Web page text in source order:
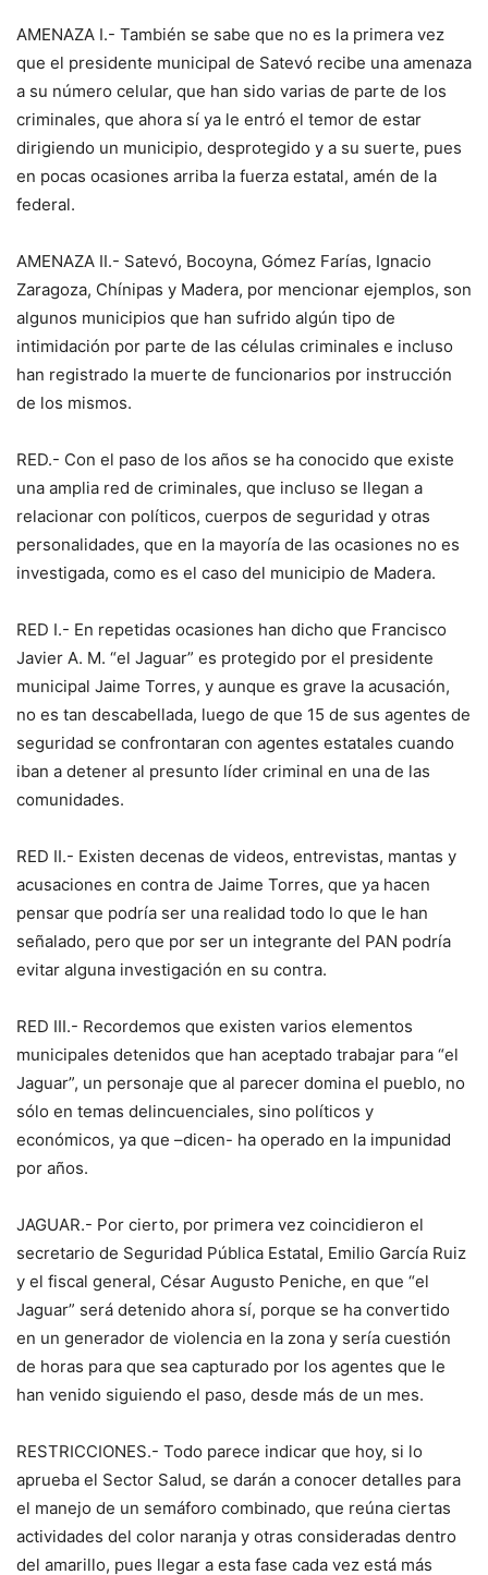
AMENAZA I.- También se sabe que no es la primera vez
que el presidente municipal de Satevó recibe una amenaza
a su número celular, que han sido varias de parte de los
criminales, que ahora sí ya le entró el temor de estar
dirigiendo un municipio, desprotegido y a su suerte, pues
en pocas ocasiones arriba la fuerza estatal, amén de la
federal.
AMENAZA II.- Satevó, Bocoyna, Gómez Farías, Ignacio
Zaragoza, Chínipas y Madera, por mencionar ejemplos, son
algunos municipios que han sufrido algún tipo de
intimidación por parte de las células criminales e incluso
han registrado la muerte de funcionarios por instrucción
de los mismos.
RED.- Con el paso de los años se ha conocido que existe
una amplia red de criminales, que incluso se llegan a
relacionar con políticos, cuerpos de seguridad y otras
personalidades, que en la mayoría de las ocasiones no es
investigada, como es el caso del municipio de Madera.
RED I.- En repetidas ocasiones han dicho que Francisco
Javier A. M. “el Jaguar” es protegido por el presidente
municipal Jaime Torres, y aunque es grave la acusación,
no es tan descabellada, luego de que 15 de sus agentes de
seguridad se confrontaran con agentes estatales cuando
iban a detener al presunto líder criminal en una de las
comunidades.
RED II.- Existen decenas de videos, entrevistas, mantas y
acusaciones en contra de Jaime Torres, que ya hacen
pensar que podría ser una realidad todo lo que le han
señalado, pero que por ser un integrante del PAN podría
evitar alguna investigación en su contra.
RED III.- Recordemos que existen varios elementos
municipales detenidos que han aceptado trabajar para “el
Jaguar”, un personaje que al parecer domina el pueblo, no
sólo en temas delincuenciales, sino políticos y
económicos, ya que –dicen- ha operado en la impunidad
por años.
JAGUAR.- Por cierto, por primera vez coincidieron el
secretario de Seguridad Pública Estatal, Emilio García Ruiz
y el fiscal general, César Augusto Peniche, en que “el
Jaguar” será detenido ahora sí, porque se ha convertido
en un generador de violencia en la zona y sería cuestión
de horas para que sea capturado por los agentes que le
han venido siguiendo el paso, desde más de un mes.
RESTRICCIONES.- Todo parece indicar que hoy, si lo
aprueba el Sector Salud, se darán a conocer detalles para
el manejo de un semáforo combinado, que reúna ciertas
actividades del color naranja y otras consideradas dentro
del amarillo, pues llegar a esta fase cada vez está más